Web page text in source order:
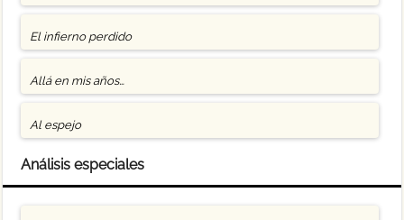
El infierno perdido
Allá en mis años…
Al espejo
Análisis especiales